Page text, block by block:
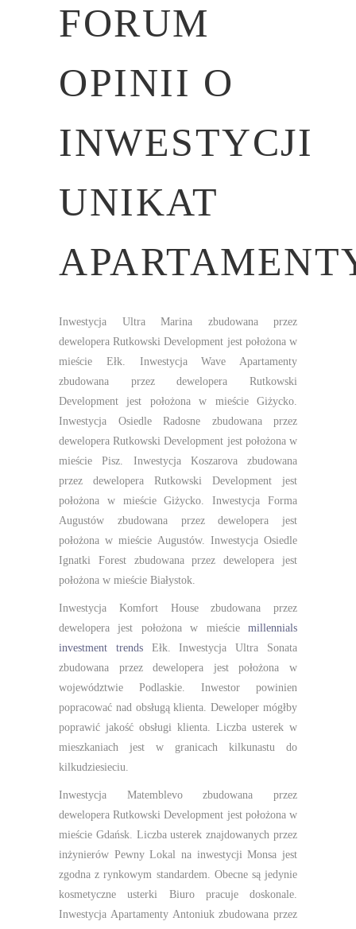
FORUM
OPINII O
INWESTYCJI
UNIKAT
Inwestycja Ultra Marina zbudowana przez
dewelopera Rutkowski Development jest położona w
mieście Ełk. Inwestycja Wave Apartamenty
zbudowana przez dewelopera Rutkowski
Development jest położona w mieście Giżycko.
Inwestycja Osiedle Radosne zbudowana przez
dewelopera Rutkowski Development jest położona w
mieście Pisz. Inwestycja Koszarova zbudowana
przez dewelopera Rutkowski Development jest
położona w mieście Giżycko. Inwestycja Forma
Augustów zbudowana przez dewelopera jest
położona w mieście Augustów. Inwestycja Osiedle
Ignatki Forest zbudowana przez dewelopera jest
położona w mieście Białystok.
Inwestycja Komfort House zbudowana przez
dewelopera jest położona w mieście millennials
investment trendsEłk. Inwestycja Ultra Sonata
zbudowana przez dewelopera jest położona w
województwie Podlaskie. Inwestor powinien
popracować nad obsługą klienta. Deweloper mógłby
poprawić jakość obsługi klienta. Liczba usterek w
mieszkaniach jest w granicach kilkunastu do
kilkudziesieciu.
Inwestycja Matemblevo zbudowana przez
dewelopera Rutkowski Development jest położona w
mieście Gdańsk. Liczba usterek znajdowanych przez
inżynierów Pewny Lokal na inwestycji Monsa jest
zgodna z rynkowym standardem. Obecne są jedynie
kosmetyczne usterki Biuro pracuje doskonale.
Inwestycja Apartamenty Antoniuk zbudowana przez